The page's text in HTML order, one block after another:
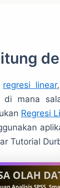
regresi linear
di mana
Regresi
Tutorial